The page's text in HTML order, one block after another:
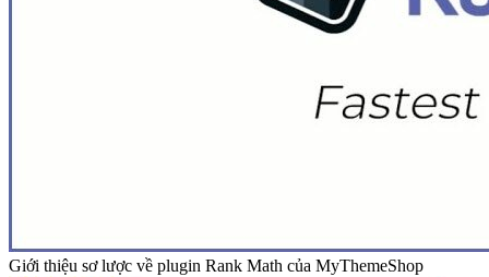
Giới thiệu sơ lược về plugin Rank Math của MyThemeShop